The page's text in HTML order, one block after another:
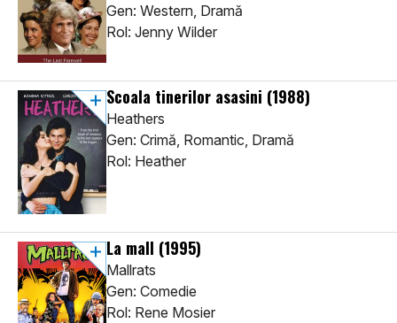
Gen: Western, Dramă
Rol: Jenny Wilder
Scoala tinerilor asasini (1988)
Heathers
Gen: Crimă, Romantic, Dramă
Rol: Heather
La mall (1995)
Mallrats
Gen: Comedie
Rol: Rene Mosier